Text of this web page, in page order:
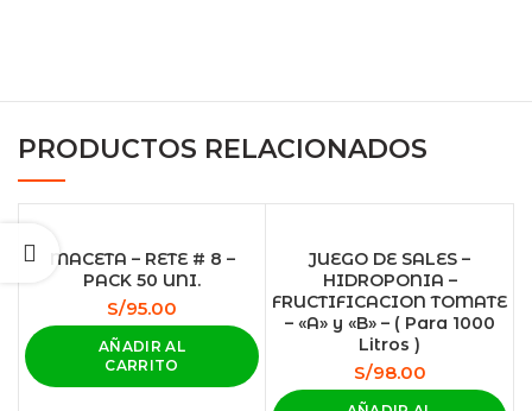
PRODUCTOS RELACIONADOS
MACETA – RETE # 8 –
PACK 50 UNI.
S/95.00
AÑADIR AL
CARRITO
JUEGO DE SALES –
HIDROPONIA –
FRUCTIFICACION TOMATE
– «A» y «B» – ( Para 1000
Litros )
S/98.00